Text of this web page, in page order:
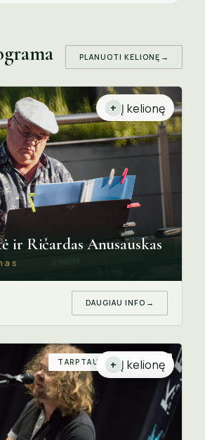
PLANUOTI KELIONĘ →
+ Į kelionę
ir Ričardas Anusauskas
DAUGIAU INFO →
+ Į kelionę
TARPTAUTINIS SVEČIAS